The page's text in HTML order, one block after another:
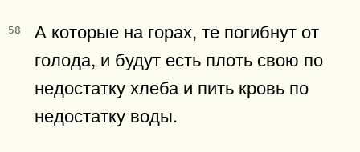
58
А которые на горах, те погибнут от
голода, и будут есть плоть свою по
недостатку хлеба и пить кровь по
недостатку воды.